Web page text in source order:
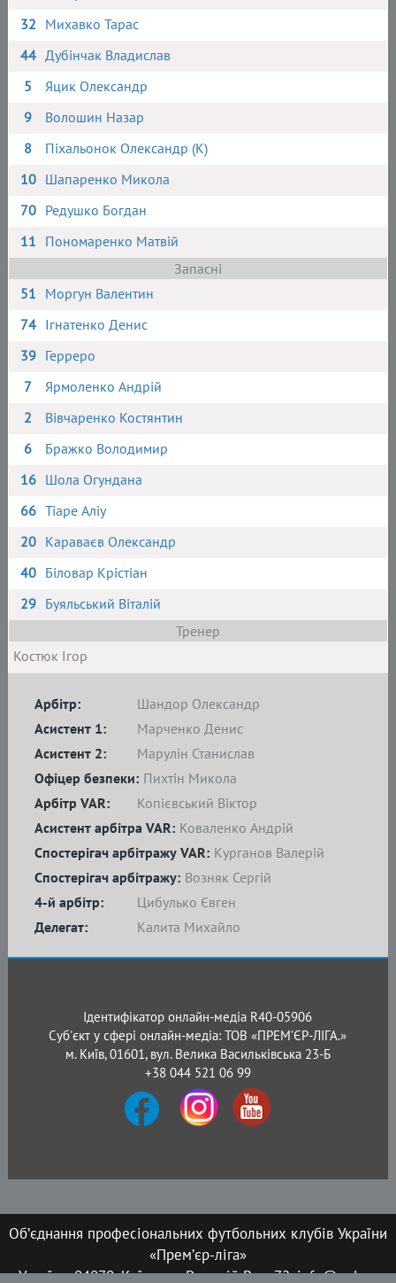
32 Михавко Тарас
44 Дубінчак Владислав
5
Яцик Олександр
9
Волошин Назар
8
Піхальонок Олександр (К)
10 Шапаренко Микола
70 Редушко Богдан
11 Пономаренко Матвій
Запасні
51 Моргун Валентин
74 Ігнатенко Денис
39 Герреро
7
Ярмоленко Андрій
2
Вівчаренко Костянтин
6
Бражко Володимир
16 Шола Огундана
66 Тіаре Аліу
20 Караваєв Олександр
40 Біловар Крістіан
29 Буяльський Віталій
Тренер
Костюк Ігор
Арбітр:
Шандор Олександр
Асистент 1:
Марченко Денис
Асистент 2:
Марулін Станислав
4-й арбітр:
Цибулько Євген
Делегат:
Калита Михайло
Спостерігач арбітражу: Возняк Сергій
Офіцер безпеки: Пихтін Микола
Арбітр VAR:
Копієвський Віктор
Асистент арбітра VAR: Коваленко Андрій
Спостерігач арбітражу VAR: Курганов Валерій
Ідентифікатор онлайн-медіа R40-05906
Суб'єкт у сфері онлайн-медіа: ТОВ «ПРЕМ’ЄР-ЛІГА.»
м. Київ, 01601, вул. Велика Васильківська 23-Б
+38 044 521 06 99
Об’єднання професіональних футбольних клубів України
«Прем’єр-ліга»
Україна, 04070, Київ, вул. Верхній Вал, 72, info@upl.ua